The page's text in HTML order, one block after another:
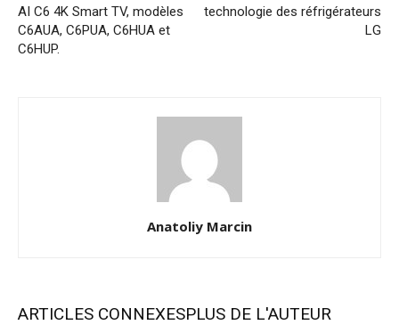
AI C6 4K Smart TV, modèles
C6AUA, C6PUA, C6HUA et
C6HUP.
technologie des réfrigérateurs
LG
Anatoliy Marcin
ARTICLES CONNEXESPLUS DE L'AUTEUR